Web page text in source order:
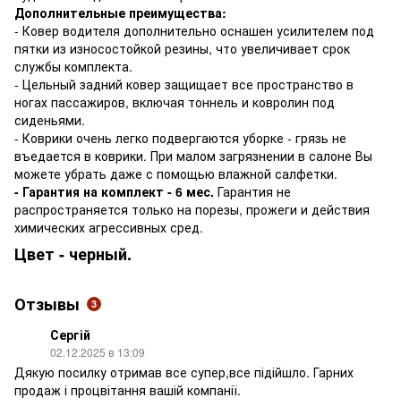
Дополнительные преимущества:
- Ковер водителя дополнительно оснашен усилителем под
пятки из износостойкой резины, что увеличивает срок
службы комплекта.
- Цельный задний ковер защищает все пространство в
ногах пассажиров, включая тоннель и ковролин под
сиденьями.
- Коврики очень легко подвергаются уборке - грязь не
въедается в коврики. При малом загрязнении в салоне Вы
можете убрать даже с помощью влажной салфетки.
- Гарантия на комплект - 6 мес. Гарантия не
распространяется только на порезы, прожеги и действия
химических агрессивных сред.
Цвет - черный.
Отзывы 3
Сергій
02.12.2025 в 13:09
Дякую посилку отримав все супер,все підійшло. Гарних
продаж і процвітання вашій компанії.